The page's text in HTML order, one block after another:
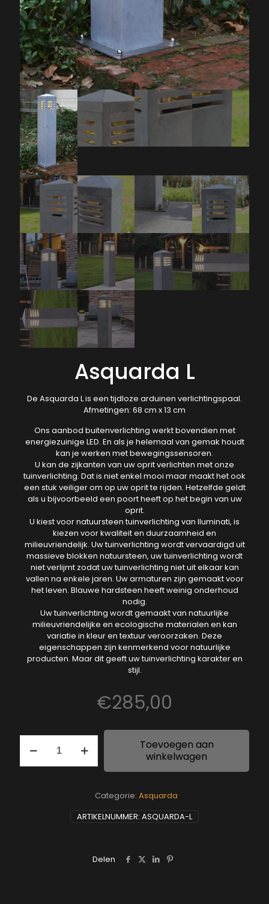
Asquarda L
De Asquarda L is een tijdloze arduinen verlichtingspaal.
Afmetingen: 68 cm x 13 cm
Ons aanbod buitenverlichting werkt bovendien met
energiezuinige LED. En als je helemaal van gemak houdt
kan je werken met bewegingssensoren.
U kan de zijkanten van uw oprit verlichten met onze
tuinverlichting. Dat is niet enkel mooi maar maakt het ook
een stuk veiliger om op uw oprit te rijden. Hetzelfde geldt
als u bijvoorbeeld een poort heeft op het begin van uw
oprit.
U kiest voor natuursteen tuinverlichting van Iluminati, is
kiezen voor kwaliteit en duurzaamheid en
milieuvriendelijk. Uw tuinverlichting wordt vervaardigd uit
massieve blokken natuursteen, uw tuinverlichting wordt
niet verlijmt zodat uw tuinverlichting niet uit elkaar kan
vallen na enkele jaren. Uw armaturen zijn gemaakt voor
het leven. Blauwe hardsteen heeft weinig onderhoud
nodig.
Uw tuinverlichting wordt gemaakt van natuurlijke
milieuvriendelijke en ecologische materialen en kan
variatie in kleur en textuur veroorzaken. Deze
eigenschappen zijn kenmerkend voor natuurlijke
producten. Maar dit geeft uw tuinverlichting karakter en
stijl.
€285,00
Toevoegen aan
winkelwagen
ARTIKELNUMMER: ASQUARDA-L
Categorie: Asquarda
Delen